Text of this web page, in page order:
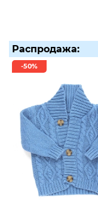
Распродажа:
-50%